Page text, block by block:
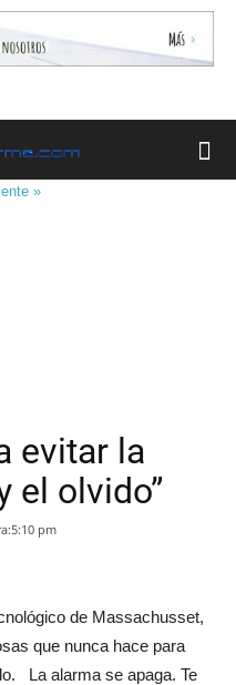
»
evitar la
el olvido”
pm
de Massachusset,
que nunca hace para
La alarma se apaga. Te